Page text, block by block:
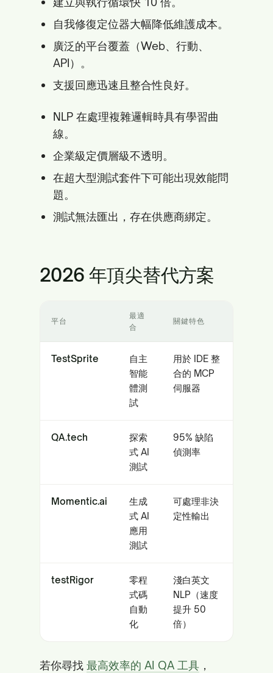
自我修復定位器大幅降低維護成本。
廣泛的平台覆蓋（Web、行動、
API）。
支援回應迅速且整合性良好。
NLP 在處理複雜邏輯時具有學習曲
線。
企業級定價層級不透明。
在超大型測試套件下可能出現效能問
題。
測試無法匯出，存在供應商綁定。
2026 年頂尖替代方案
平台
最適
合
關鍵特色
TestSprite
自主
智能
體測
試
用於 IDE 整
合的 MCP
伺服器
QA.tech
探索
式 AI
測試
95% 缺陷
偵測率
Momentic.ai
生成
式 AI
應用
測試
可處理非決
定性輸出
testRigor
零程
式碼
自動
化
淺白英文
NLP（速度
提升 50
倍）
若你尋找 最高效率的 AI QA 工具 ，